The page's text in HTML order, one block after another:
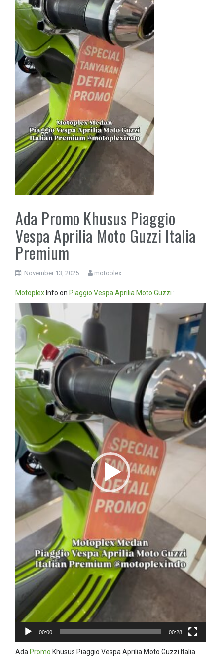
Ada Promo Khusus Piaggio
Vespa Aprilia Moto Guzzi Italia
Premium
November 13, 2025 motoplex
Motoplex Info on Piaggio Vespa Aprilia Moto Guzzi :
Video
Player
00:00 00:28
Ada Promo Khusus Piaggio Vespa Aprilia Moto Guzzi Italia